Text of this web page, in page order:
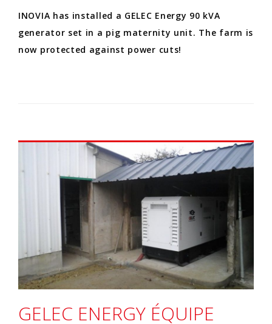
INOVIA has installed a GELEC Energy 90 kVA
generator set in a pig maternity unit. The farm is
now protected against power cuts!
GELEC ENERGY ÉQUIPE